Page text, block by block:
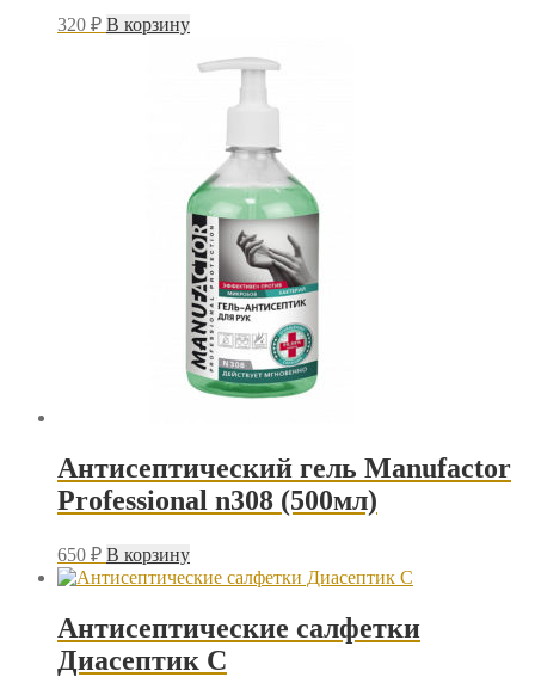
320 ₽ В корзину
Антисептический гель Manufactor
Professional n308 (500мл)
650 ₽ В корзину
Антисептические салфетки
Диасептик С